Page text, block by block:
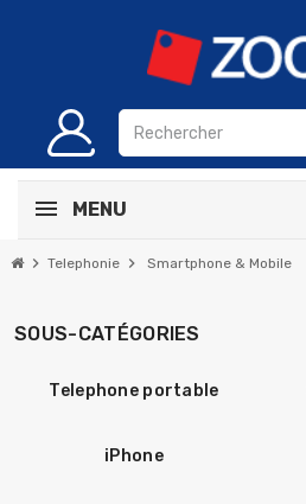
MENU
chevron_right Telephonie chevron_right Smartphone & Mobile
SOUS-CATÉGORIES
Telephone portable
iPhone